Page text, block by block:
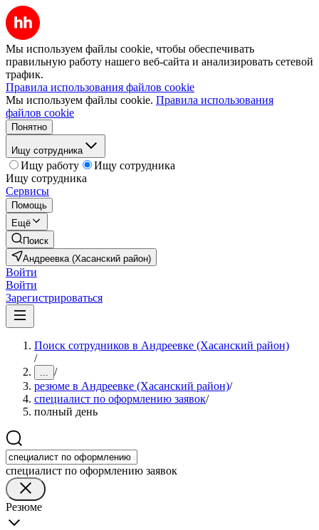
Мы используем файлы cookie, чтобы обеспечивать
правильную работу нашего веб-сайта и анализировать сетевой
трафик.
Правила использования файлов cookie
Мы используем файлы cookie. Правила использования
файлов cookie
Понятно
Ищу сотрудника
Ищу работу
Ищу сотрудника
Ищу сотрудника
Сервисы
Помощь
Ещё
Поиск
Андреевка (Хасанский район)
Войти
Войти
Зарегистрироваться
Поиск сотрудников в Андреевке (Хасанский район)
/
... /
резюме в Андреевке (Хасанский район)/
специалист по оформлению заявок/
полный день
специалист по оформлению заявок
Резюме